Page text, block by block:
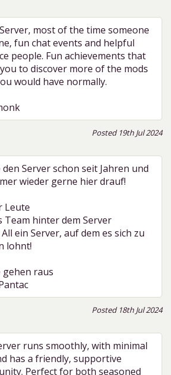
most of the time someone
fun chat events and helpful
people. Fun achievements that
to discover more of the mods
would have normally.
Posted 19th Jul 2024
den Server schon seit Jahren und
wieder gerne hier drauf!
Leute
Team hinter dem Server
ein Server, auf dem es sich zu
lohnt!
gehen raus
Posted 18th Jul 2024
runs smoothly, with minimal
has a friendly, supportive
Perfect for both seasoned